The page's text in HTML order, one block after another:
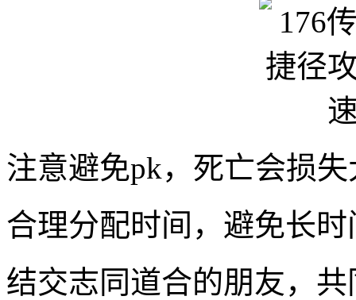
注意避免pk，死亡会损
合理分配时间，避免长
结交志同道合的朋友，